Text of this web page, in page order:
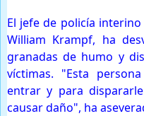
El jefe de policía
William Krampf, ha
granadas de humo y
víctimas. "Esta
entrar y para
causar daño", ha